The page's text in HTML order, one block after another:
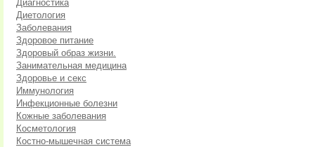
Диагностика
Диетология
Заболевания
Здоровое питание
Здоровый образ жизни.
Занимательная медицина
Здоровье и секс
Иммунология
Инфекционные болезни
Кожные заболевания
Косметология
Костно-мышечная система